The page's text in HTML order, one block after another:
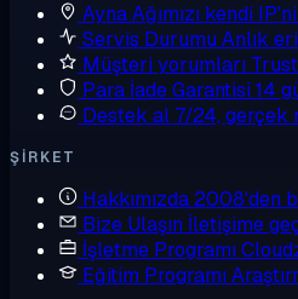
AynaAğımızı kendi
Servis Durumu Anlık
Müşteri yorumları
Para İade Garantisi 14
Destek al 7/24, gerçek
ŞIRKET
Hakkımızda 2008'den
Bize Ulaşın İletişime
İşletme Programı
Eğitim Programı